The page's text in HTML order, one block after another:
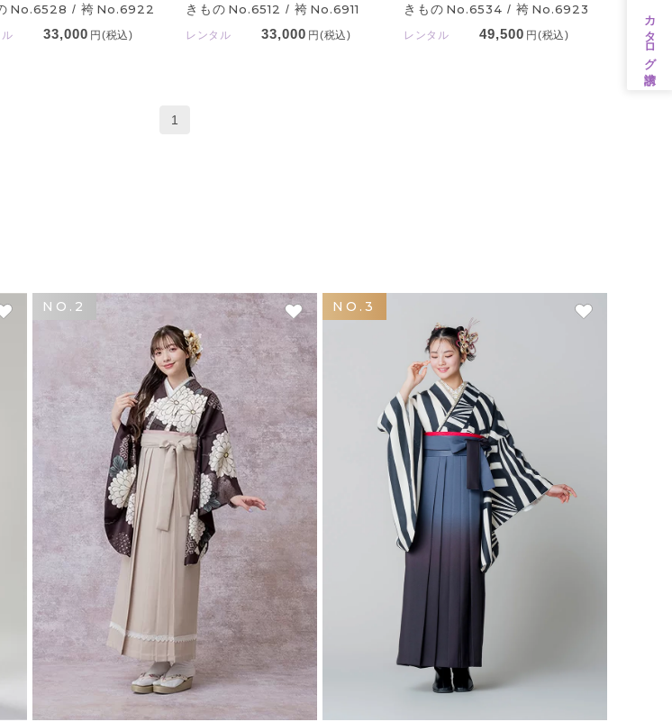
No.6528 / 袴 No.6922
33,000 円(税込)
きもの No.6512 / 袴 No.6911
レンタル 33,000 円(税込)
きもの No.6534 / 袴 No.6923
レンタル 49,500 円(税込)
1
NO.2 NO.3
カタログ請求